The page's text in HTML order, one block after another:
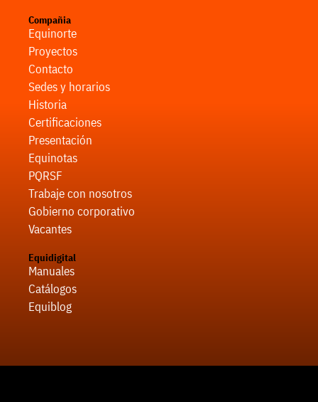
Compañia
Equinorte
Proyectos
Contacto
Sedes y horarios
Historia
Certificaciones
Presentación
Equinotas
PQRSF
Trabaje con nosotros
Gobierno corporativo
Vacantes
Equidigital
Manuales
Catálogos
Equiblog